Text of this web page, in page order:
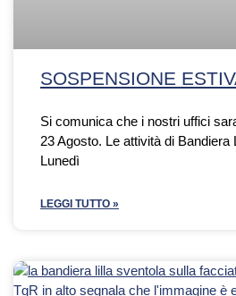
SOSPENSIONE
Si comunica che i nostri uffici
23 Agosto. Le attività di Bandiera
Lunedì
LEGGI TUTTO »